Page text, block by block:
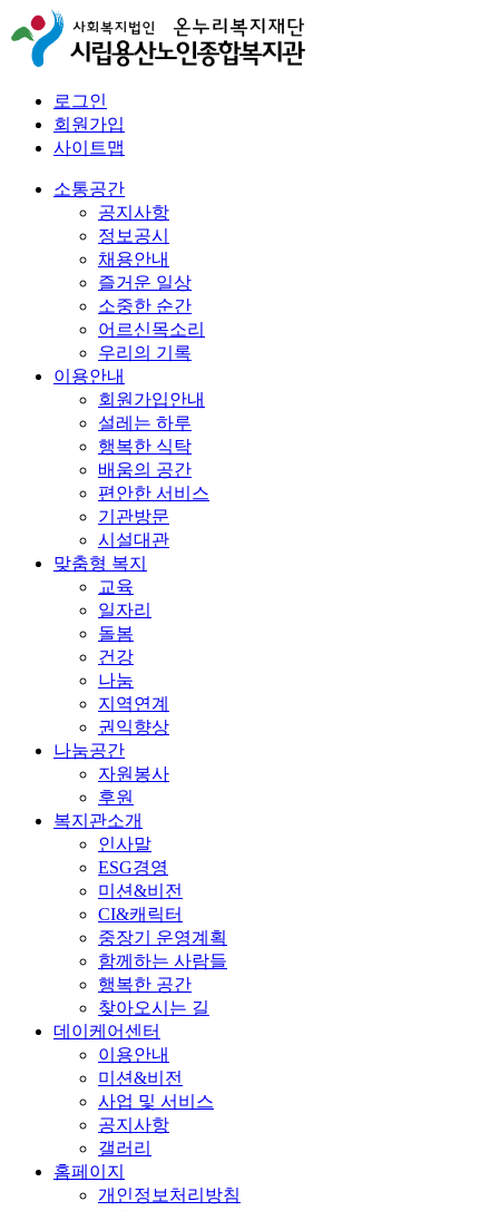
로그인
회원가입
사이트맵
소통공간
공지사항
정보공시
채용안내
즐거운 일상
소중한 순간
어르신목소리
우리의 기록
이용안내
회원가입안내
설레는 하루
행복한 식탁
배움의 공간
편안한 서비스
기관방문
시설대관
맞춤형 복지
교육
일자리
돌봄
건강
나눔
지역연계
권익향상
나눔공간
자원봉사
후원
복지관소개
인사말
ESG경영
미션&비전
CI&캐릭터
중장기 운영계획
함께하는 사람들
행복한 공간
찾아오시는 길
데이케어센터
이용안내
미션&비전
사업 및 서비스
공지사항
갤러리
홈페이지
개인정보처리방침